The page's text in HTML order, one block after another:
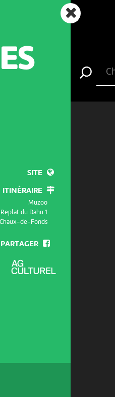
SITE
ITINÉRAIRE
Muzoo
Replat du Dahu 1
de-Fonds
PARTAGER